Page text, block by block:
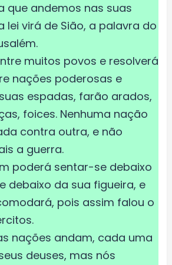
que andemos nas suas
lei virá de Sião, a palavra do
muitos povos e resolverá
nações poderosas e
espadas, farão arados,
foices. Nenhuma nação
contra outra, e não
a guerra.
poderá sentar-se debaixo
debaixo da sua figueira, e
pois assim falou o
nações andam, cada uma
deuses, mas nós